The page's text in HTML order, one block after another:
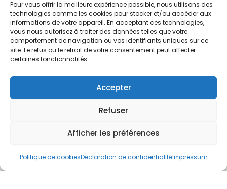
Pour vous offrir la meilleure expérience possible, nous utilisons des
technologies comme les cookies pour stocker et/ou accéder aux
informations de votre appareil. En acceptant ces technologies,
vous nous autorisez à traiter des données telles que votre
comportement de navigation ou vos identifiants uniques sur ce
site. Le refus ou le retrait de votre consentement peut affecter
certaines fonctionnalités.
Accepter
Refuser
Afficher les préférences
Politique de cookiesDéclaration de confidentialitéImpressum
À propos
Hotel à proximité
Politique de confidentialité
CGV
cboukris@habitat-social.com